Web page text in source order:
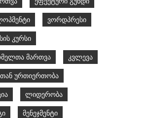
ვორდპრესი
კურსი
მართვა კვლევა
ურთიერთობა
ლიდერობა
მენეჯმენტი